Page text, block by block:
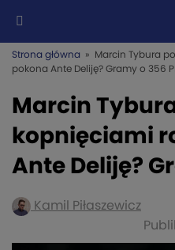
Strona główna » Marcin Tybura
pokona Ante Deliję? Gramy o 356
Marcin
kopnięciami
Ante Deliję?
Kamil Piłaszewicz